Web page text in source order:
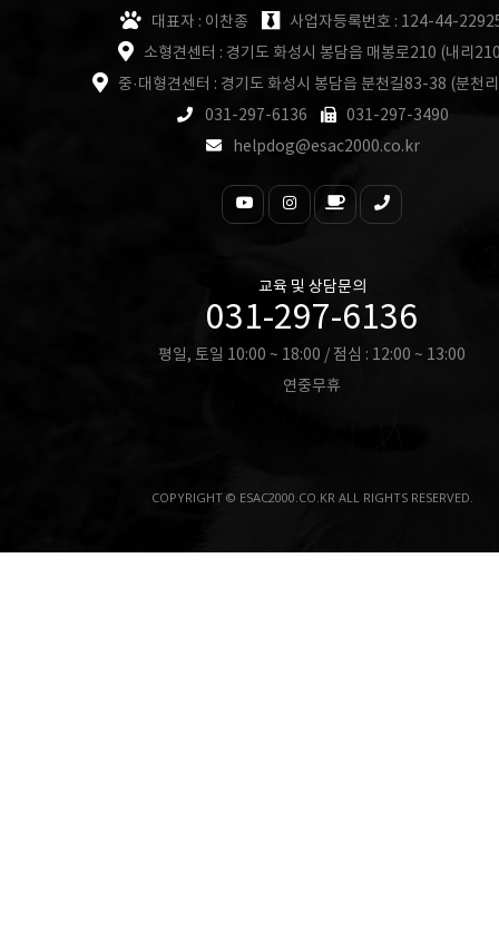
대표자 : 이찬종
사업자등록번호 : 124-44-
소형견센터 : 경기도 화성시 봉담읍 매봉로210 (내리
중·대형견센터 : 경기도 화성시 봉담읍 분천길83-38 (분천
031-297-6136
031-297-3490
helpdog@esac2000.co.kr
교육 및 상담문의
031-297-6136
평일, 토일 10:00 ~ 18:00 / 점심 : 12:00 ~ 13:00
연중무휴
COPYRIGHT © ESAC2000.CO.KR ALL RIGHTS RESERVED.